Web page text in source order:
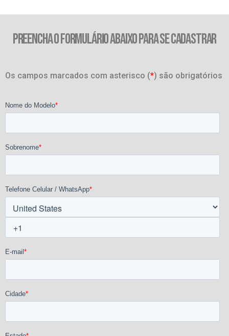
PREENCHA O FORMULÁRIO ABAIXO PARA SE CADASTRAR
Os campos marcados com asterisco (*) são obrigatórios